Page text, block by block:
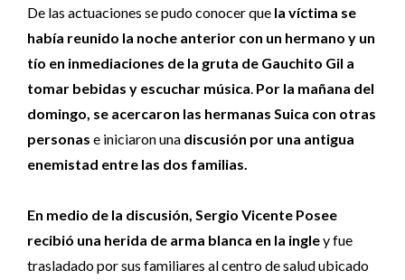
De las actuaciones se pudo conocer que la víctima se
había reunido la noche anterior con un hermano y un
tío en inmediaciones de la gruta de Gauchito Gil a
tomar bebidas y escuchar música. Por la mañana del
domingo, se acercaron las hermanas Suica con otras
personas e iniciaron una discusión por una antigua
enemistad entre las dos familias.
En medio de la discusión, Sergio Vicente Posee
recibió una herida de arma blanca en la ingley fue
trasladado por sus familiares al centro de salud ubicado